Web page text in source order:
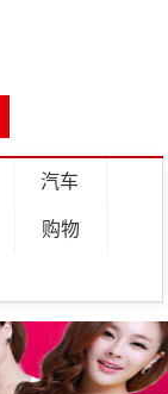
汽车
购物